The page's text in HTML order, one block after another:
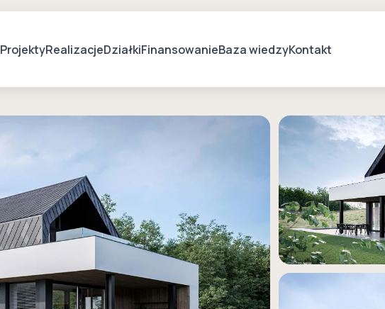
ProjektyRealizacjeDziałkiFinansowanieBaza wiedzyKontakt